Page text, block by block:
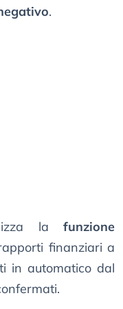
.
la funzione
finanziari a
in automatico dal